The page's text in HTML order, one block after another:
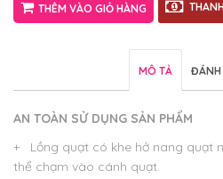
THÊM VÀO GIỎ HÀNG
MÔ TẢ
AN TOÀN SỬ DỤNG SẢN PHẨM
+ Lồng quạt có khe hở nang quạt
thể chạm vào cánh quạt.